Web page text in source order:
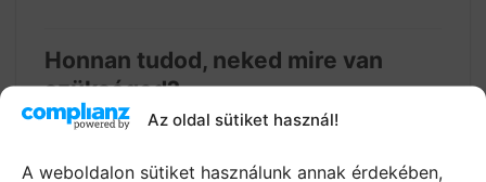
Az oldal sütiket használ!
A weboldalon sütiket használunk annak érdekében,
Honnan tudod, neked mire van
szükséged?
Hasznos, ha először őszintén felméred a